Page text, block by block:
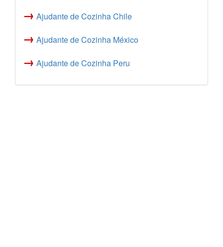
→ Ajudante de Cozinha Chile
→ Ajudante de Cozinha México
→ Ajudante de Cozinha Peru